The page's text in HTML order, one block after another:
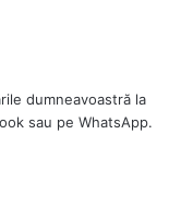
dumneavoastră la
sau pe WhatsApp.